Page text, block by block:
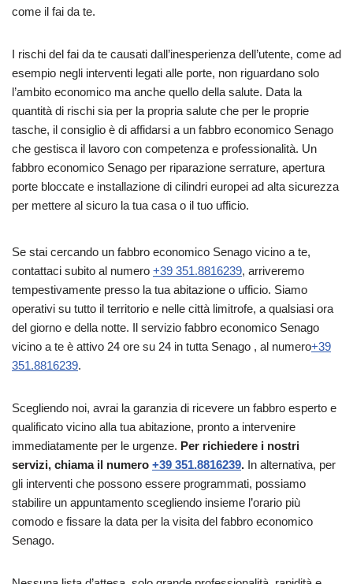
come il fai da te.
I rischi del fai da te causati dall’inesperienza dell’utente, come ad
esempio negli interventi legati alle porte, non riguardano solo
l’ambito economico ma anche quello della salute. Data la
quantità di rischi sia per la propria salute che per le proprie
tasche, il consiglio è di affidarsi a un fabbro economico Senago
che gestisca il lavoro con competenza e professionalità. Un
fabbro economico Senago per riparazione serrature, apertura
porte bloccate e installazione di cilindri europei ad alta sicurezza
per mettere al sicuro la tua casa o il tuo ufficio.
Se stai cercando un fabbro economico Senago vicino a te,
contattaci subito al numero +39 351.8816239, arriveremo
tempestivamente presso la tua abitazione o ufficio. Siamo
operativi su tutto il territorio e nelle città limitrofe, a qualsiasi ora
del giorno e della notte. Il servizio fabbro economico Senago
vicino a te è attivo 24 ore su 24 in tutta Senago , al numero+39
351.8816239.
Scegliendo noi, avrai la garanzia di ricevere un fabbro esperto e
qualificato vicino alla tua abitazione, pronto a intervenire
immediatamente per le urgenze. Per richiedere i nostri
servizi, chiama il numero +39 351.8816239. In alternativa, per
gli interventi che possono essere programmati, possiamo
stabilire un appuntamento scegliendo insieme l’orario più
comodo e fissare la data per la visita del fabbro economico
Senago.